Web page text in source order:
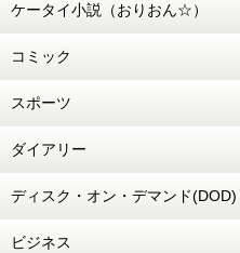
ケータイ小説（おりおん☆）
コミック
スポーツ
ダイアリー
ディスク・オン・デマンド(DOD)
ビジネス